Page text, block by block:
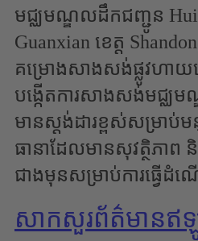
មជ្ឈមណ្ឌលដឹកជញ្ជូន
Guanxian ខេត្ត
គម្រោងសាងសង់ផ្លូវហាយវ
បង្កើតការសាងសង់មជ្ឈ
មានស្តង់ដារខ្ពស់សម្រាប់
ធានាដែលមានសុវត្ថិភាព
ជាងមុនសម្រាប់ការធ្វើដំ
សាកសួរព័ត៌មានឥឡូ